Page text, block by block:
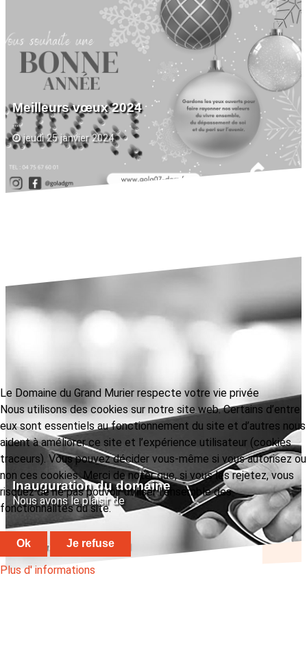
Meilleurs vœux 2024
...
jeudi 25 janvier 2024
Inauguration du domaine
Nous avons le plaisir de
...
dimanche 14 mars 2021
Le Domaine du Grand Murier respecte votre vie privée
Nous utilisons des cookies sur notre site web. Certains d’entre
eux sont essentiels au fonctionnement du site et d’autres nous
aident à améliorer ce site et l’expérience utilisateur (cookies
traceurs). Vous pouvez décider vous-même si vous autorisez ou
non ces cookies. Merci de noter que, si vous les rejetez, vous
risquez de ne pas pouvoir utiliser l’ensemble des
fonctionnalités du site.
Ok Je refuse
Plus d' informations